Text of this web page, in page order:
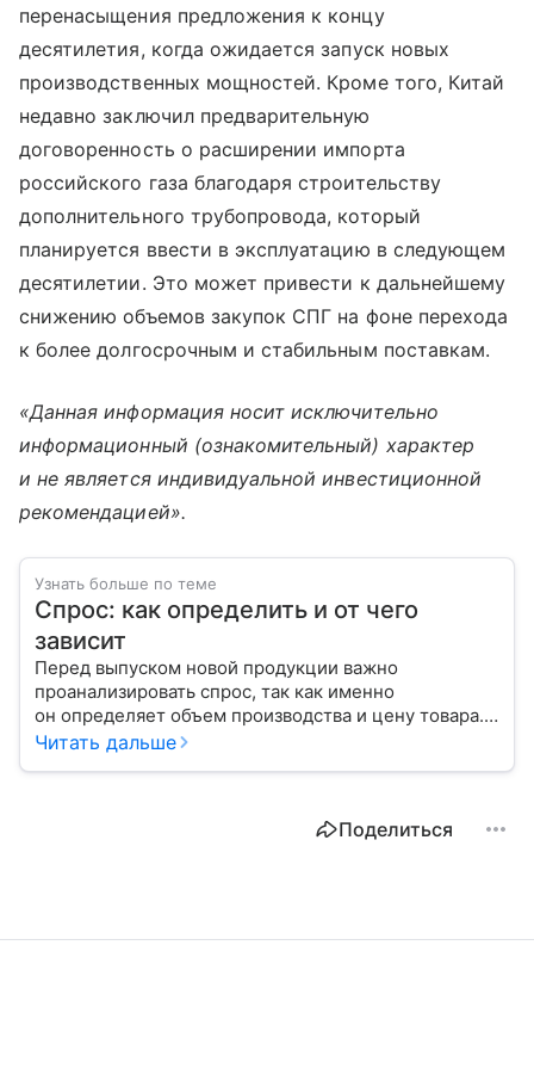
перенасыщения предложения к концу
десятилетия, когда ожидается запуск новых
производственных мощностей. Кроме того, Китай
недавно заключил предварительную
договоренность о расширении импорта
российского газа благодаря строительству
дополнительного трубопровода, который
планируется ввести в эксплуатацию в следующем
десятилетии. Это может привести к дальнейшему
снижению объемов закупок СПГ на фоне перехода
к более долгосрочным и стабильным поставкам.
«Данная информация носит исключительно
информационный (ознакомительный) характер
и не является индивидуальной инвестиционной
рекомендацией».
Узнать больше по теме
Спрос: как определить и от чего
зависит
Перед выпуском новой продукции важно
проанализировать спрос, так как именно
он определяет объем производства и цену товара.
С помощью эксперта расскажем, как рассчитать
Читать дальше
Поделиться